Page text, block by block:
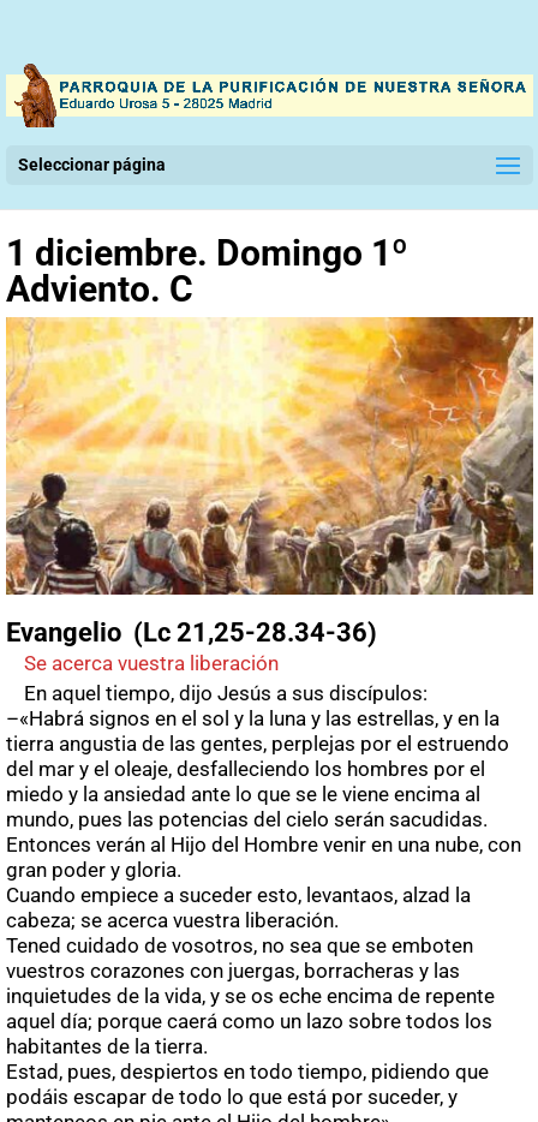
Seleccionar página
1 diciembre. Domingo 1º
Adviento. C
Evangelio (Lc 21,25-28.34-36)
Se acerca vuestra liberación
En aquel tiempo, dijo Jesús a sus discípulos:
–«Habrá signos en el sol y la luna y las estrellas, y en la
tierra angustia de las gentes, perplejas por el estruendo
del mar y el oleaje, desfalleciendo los hombres por el
miedo y la ansiedad ante lo que se le viene encima al
mundo, pues las potencias del cielo serán sacudidas.
Entonces verán al Hijo del Hombre venir en una nube, con
gran poder y gloria.
Cuando empiece a suceder esto, levantaos, alzad la
cabeza; se acerca vuestra liberación.
Tened cuidado de vosotros, no sea que se emboten
vuestros corazones con juergas, borracheras y las
inquietudes de la vida, y se os eche encima de repente
aquel día; porque caerá como un lazo sobre todos los
habitantes de la tierra.
Estad, pues, despiertos en todo tiempo, pidiendo que
podáis escapar de todo lo que está por suceder, y